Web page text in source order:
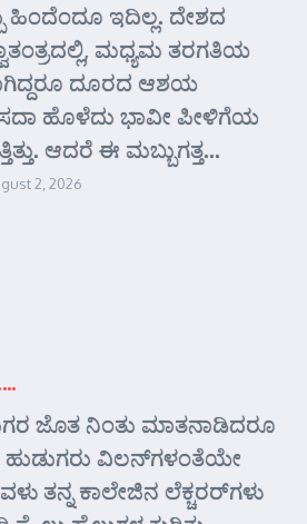
ಹಿಂದೆಂದೂ ಇದಿಲ್ಲ. ದೇಶದ
ಮಧ್ಯಮ ತರಗತಿಯ
ದೂರದ ಆಶಯ
ಹೊಳೆದು ಭಾವೀ ಪೀಳಿಗೆಯ
ಆದರೆ ಈ ಮಬ್ಬುಗತ್ತ...
2, 2026
ಜೊತ ನಿಂತು ಮಾತನಾಡಿದರೂ
ಹುಡುಗರು ವಿಲನ್‌ಗಳಂತೆಯೇ
ತನ್ನ ಕಾಲೇಜಿನ ಲೆಕ್ಚರರ್‌ಗಳು